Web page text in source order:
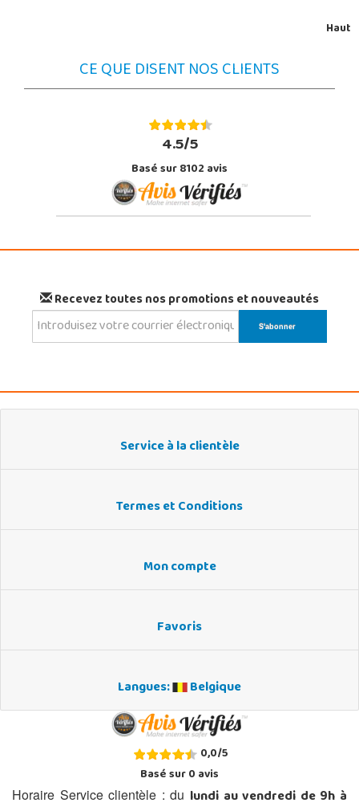
Haut
CE QUE DISENT NOS CLIENTS
4.5/5
Basé sur 8102 avis
Recevez toutes nos promotions et nouveautés
Service à la clientèle
Termes et Conditions
Mon compte
Favoris
Langues: Belgique
0,0/5
Basé sur0avis
Horaire Service clientèle : du lundi au vendredi de 9h à